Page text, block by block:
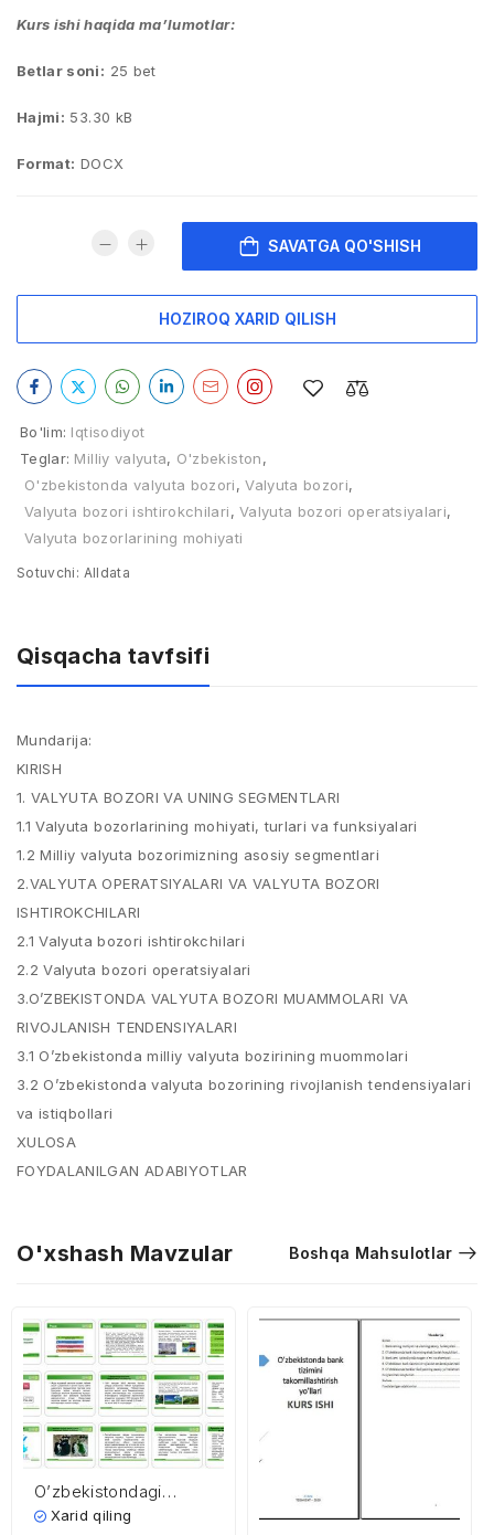
Kurs ishi haqida ma’lumotlar:
Betlar soni: 25 bet
Hajmi: 53.30 kB
Format: DOCX
SAVATGA QO'SHISH
HOZIROQ XARID QILISH
Bo'lim: Iqtisodiyot
Teglar: Milliy valyuta, O'zbekiston,
O'zbekistonda valyuta bozori, Valyuta bozori,
Valyuta bozori ishtirokchilari, Valyuta bozori operatsiyalari,
Valyuta bozorlarining mohiyati
Sotuvchi: Alldata
Qisqacha tavfsifi
Mundarija:
KIRISH
1. VALYUTA BOZORI VA UNING SEGMENTLARI
1.1 Valyuta bozorlarining mohiyati, turlari va funksiyalari
1.2 Milliy valyuta bozorimizning asosiy segmentlari
2.VALYUTA OPERATSIYALARI VA VALYUTA BOZORI
ISHTIROKCHILARI
2.1 Valyuta bozori ishtirokchilari
2.2 Valyuta bozori operatsiyalari
3.O’ZBEKISTONDA VALYUTA BOZORI MUAMMOLARI VA
RIVOJLANISH TENDENSIYALARI
3.1 O’zbekistonda milliy valyuta bozirining muommolari
3.2 O’zbekistonda valyuta bozorining rivojlanish tendensiyalari
va istiqbollari
XULOSA
FOYDALANILGAN ADABIYOTLAR
O'xshash Mavzular Boshqa Mahsulotlar
O’zbekistondagi
ekologik vaziyat
Xarid qiling